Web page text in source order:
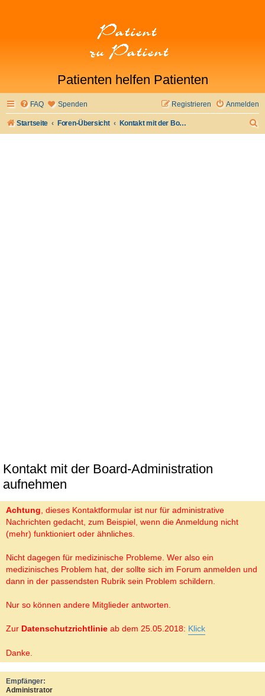
Patienten helfen Patienten
FAQ Spenden Anmelden
Registrieren
Startseite Foren-Übersicht Kontakt mit der Board-Administration aufnehmen
Kontakt mit der Board-Administration
aufnehmen
Achtung , dieses Kontaktformular ist nur für administrative
Nachrichten gedacht, zum Beispiel, wenn die Anmeldung nicht
(mehr) funktioniert oder ähnliches.
Nicht dagegen für medizinische Probleme. Wer also ein
medizinisches Problem hat, der sollte sich im Forum anmelden und
dann in der passendsten Rubrik sein Problem schildern.
Nur so können andere Mitglieder antworten.
Zur Datenschutzrichtlinie ab dem 25.05.2018: Klick
Danke.
Empfänger:
Administrator